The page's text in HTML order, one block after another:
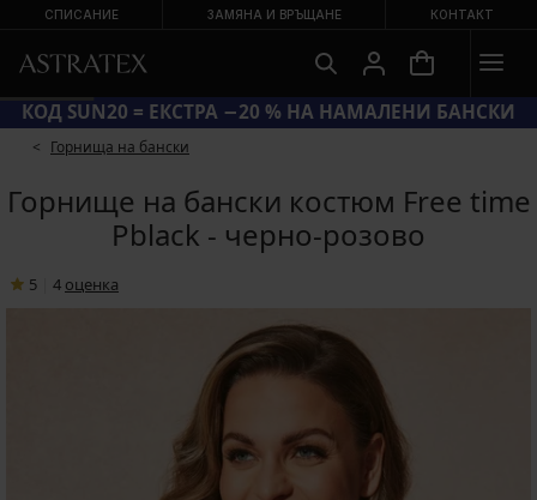
СПИСАНИЕ ЗАМЯНА И ВРЪЩАНЕ КОНТАКТ
КОД SUN20 = ЕКСТРА −20 % НА НАМАЛЕНИ БАНСКИ
Горнища на бански
Горнище на бански костюм Free time
Pblack - черно-розово
5 4 oценка